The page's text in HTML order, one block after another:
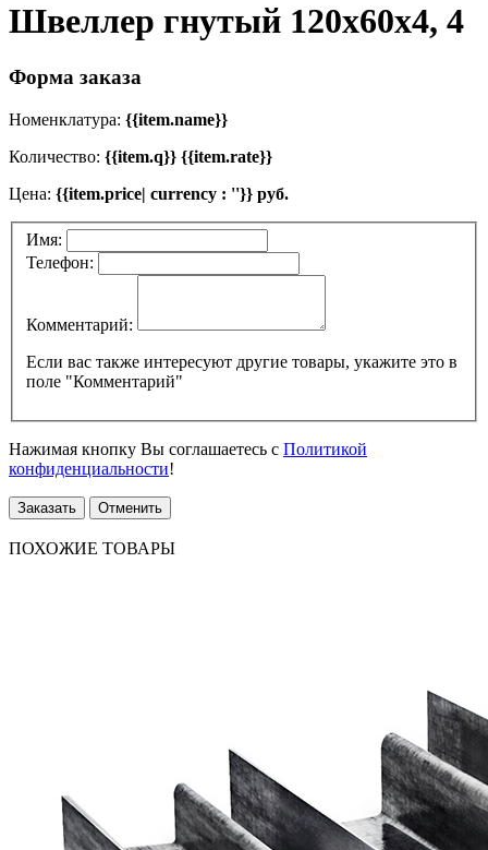
Швеллер гнутый 120x60х4, 4
Форма заказа
Номенклатура: {{item.name}}
Количество: {{item.q}} {{item.rate}}
Цена: {{item.price| currency : ''}} руб.
Имя:
Телефон:
Комментарий:
Если вас также интересуют другие товары, укажите это в
поле "Комментарий"
Нажимая кнопку Вы соглашаетесь с Политикой
конфиденциальности!
Заказать Отменить
ПОХОЖИЕ ТОВАРЫ